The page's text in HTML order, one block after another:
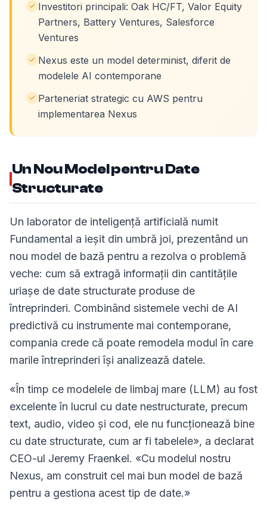
Investitori principali: Oak HC/FT, Valor Equity
Partners, Battery Ventures, Salesforce
Ventures
Nexus este un model determinist, diferit de
modelele AI contemporane
Parteneriat strategic cu AWS pentru
implementarea Nexus
Un Nou Model pentru Date
Structurate
Un laborator de inteligență artificială numit
Fundamental a ieșit din umbră joi, prezentând un
nou model de bază pentru a rezolva o problemă
veche: cum să extragă informații din cantitățile
uriașe de date structurate produse de
întreprinderi. Combinând sistemele vechi de AI
predictivă cu instrumente mai contemporane,
compania crede că poate remodela modul în care
marile întreprinderi își analizează datele.
«În timp ce modelele de limbaj mare (LLM) au fost
excelente în lucrul cu date nestructurate, precum
text, audio, video și cod, ele nu funcționează bine
cu date structurate, cum ar fi tabelele», a declarat
CEO-ul Jeremy Fraenkel. «Cu modelul nostru
Nexus, am construit cel mai bun model de bază
pentru a gestiona acest tip de date.»